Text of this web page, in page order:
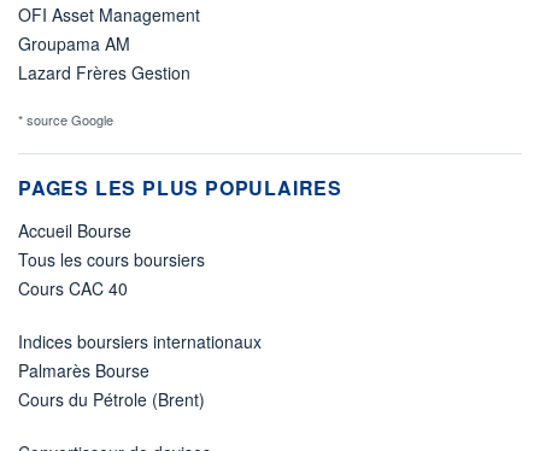
OFI Asset Management
Groupama AM
Lazard Frères Gestion
* source Google
PAGES LES PLUS POPULAIRES
Accueil Bourse
Tous les cours boursiers
Cours CAC 40
Indices boursiers internationaux
Palmarès Bourse
Cours du Pétrole (Brent)